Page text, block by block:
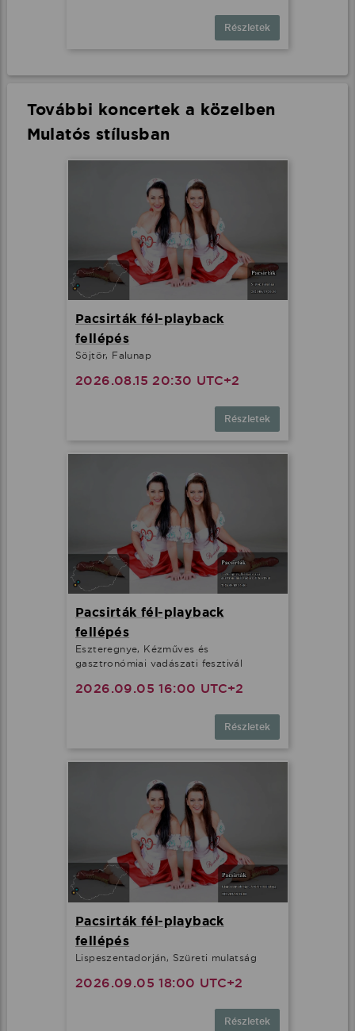
Részletek
További koncertek a közelben
Mulatós stílusban
Pacsirták fél-playback
fellépés
Söjtör, Falunap
2026.08.15 20:30 UTC+2
Részletek
Pacsirták fél-playback
fellépés
Eszteregnye, Kézműves és
gasztronómiai vadászati fesztivál
2026.09.05 16:00 UTC+2
Részletek
Pacsirták fél-playback
fellépés
Lispeszentadorján, Szüreti mulatság
2026.09.05 18:00 UTC+2
Részletek